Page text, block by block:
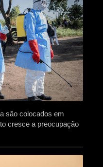
são colocados em
cresce a preocupação